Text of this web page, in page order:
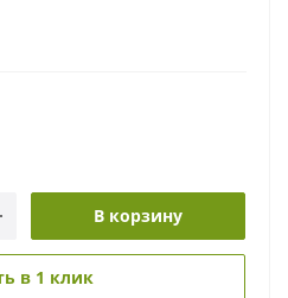
В корзину
в 1 клик